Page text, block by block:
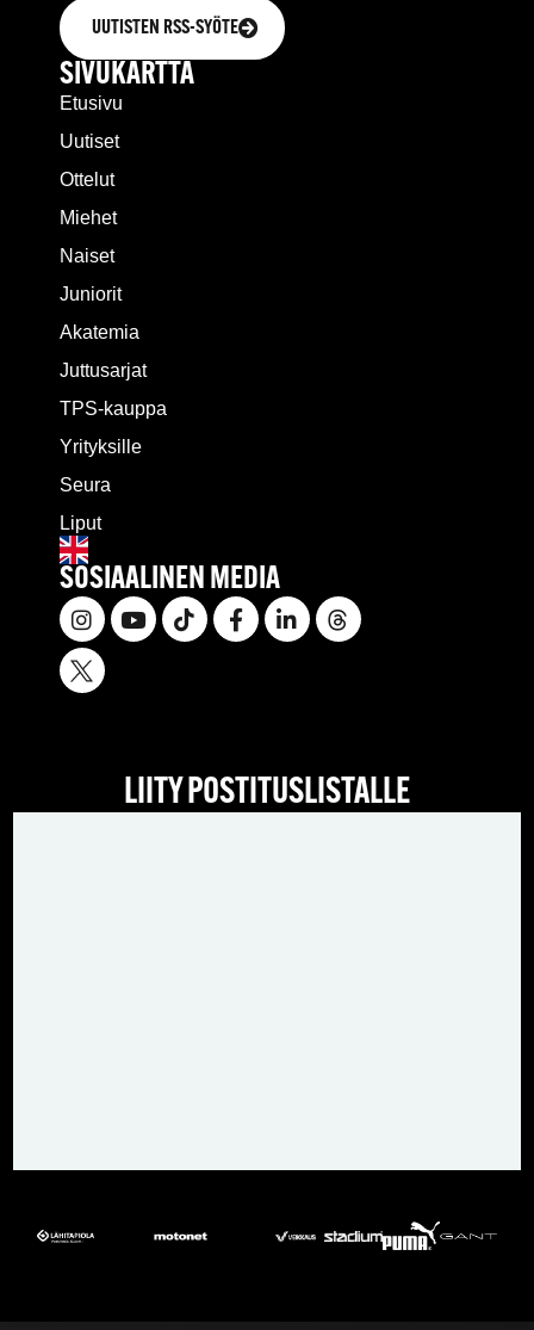
UUTISTEN RSS-SYÖTE
SIVUKARTTA
Etusivu
Uutiset
Ottelut
Miehet
Naiset
Juniorit
Akatemia
Juttusarjat
TPS-kauppa
Yrityksille
Seura
Liput
SOSIAALINEN MEDIA
LIITY POSTITUSLISTALLE